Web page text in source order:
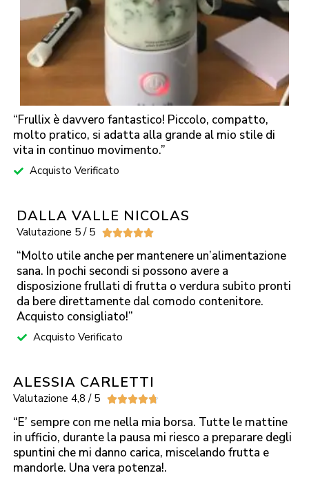
“Frullix è davvero fantastico! Piccolo, compatto,
molto pratico, si adatta alla grande al mio stile di
vita in continuo movimento.”
Acquisto Verificato
DALLA VALLE NICOLAS
Valutazione 5 / 5 
“Molto utile anche per mantenere un’alimentazione
sana. In pochi secondi si possono avere a
disposizione frullati di frutta o verdura subito pronti
da bere direttamente dal comodo contenitore.
Acquisto consigliato!”
Acquisto Verificato
ALESSIA CARLETTI
Valutazione 4,8 / 5 
“E’ sempre con me nella mia borsa. Tutte le mattine
in ufficio, durante la pausa mi riesco a preparare degli
spuntini che mi danno carica, miscelando frutta e
mandorle. Una vera potenza!.